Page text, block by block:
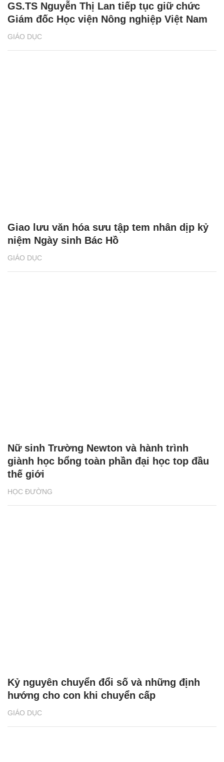
GIÁO DỤC
GS.TS Nguyễn Thị Lan tiếp tục giữ chức
Giám đốc Học viện Nông nghiệp Việt Nam
GIÁO DỤC
Giao lưu văn hóa sưu tập tem nhân dịp kỷ
niệm Ngày sinh Bác Hồ
HỌC ĐƯỜNG
Nữ sinh Trường Newton và hành trình
giành học bổng toàn phần đại học top đầu
thế giới
GIÁO DỤC
Kỷ nguyên chuyển đổi số và những định
hướng cho con khi chuyển cấp